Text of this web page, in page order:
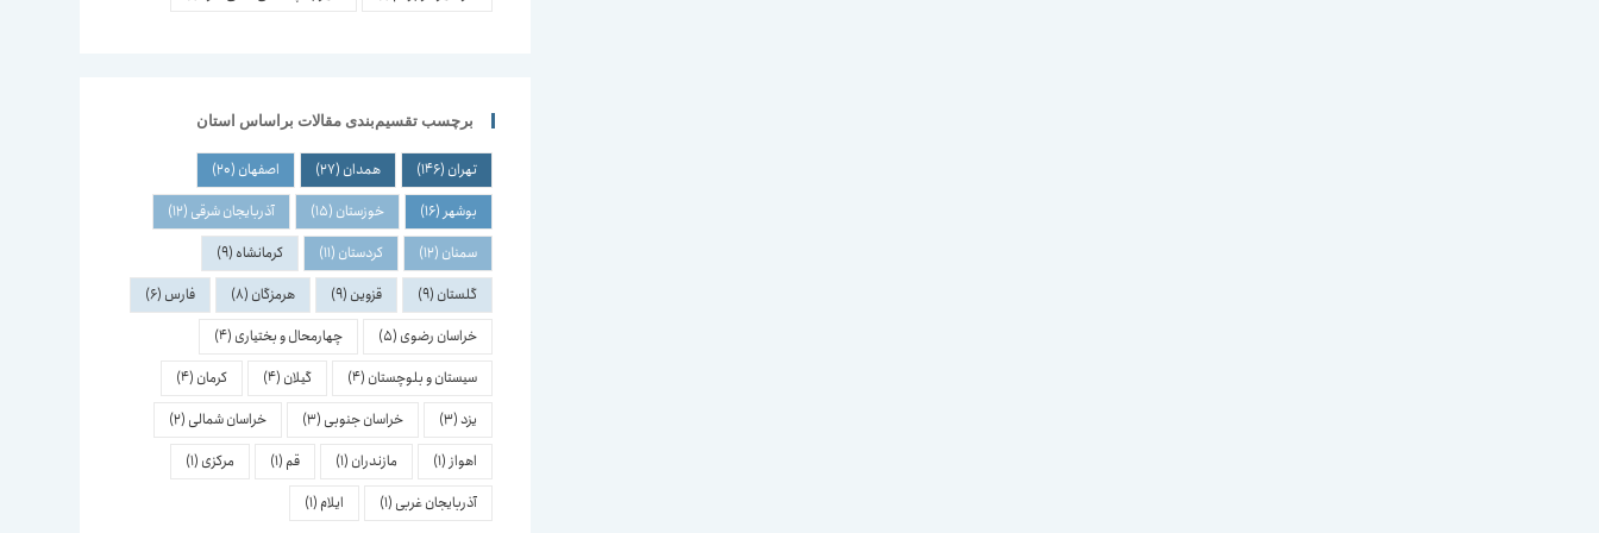
برچسب تقسیم‌بندی مقالات براساس استان
تهران (146) همدان (27) اصفهان (20)
بوشهر (16) خوزستان (15) آذربایجان شرقی (12)
سمنان (12) کردستان (11) کرمانشاه (9)
گلستان (9) قزوین (9) هرمزگان (8) فارس (6)
خراسان رضوی (5) چهارمحال و بختیاری (4)
سیستان و بلوچستان (4) گیلان (4) کرمان (4)
یزد(3) خراسان جنوبی (3) خراسان شمالی (2)
اهواز (1) مازندران (1) قم (1) مرکزی (1)
آذربایجان غربی (1) ایلام (1)